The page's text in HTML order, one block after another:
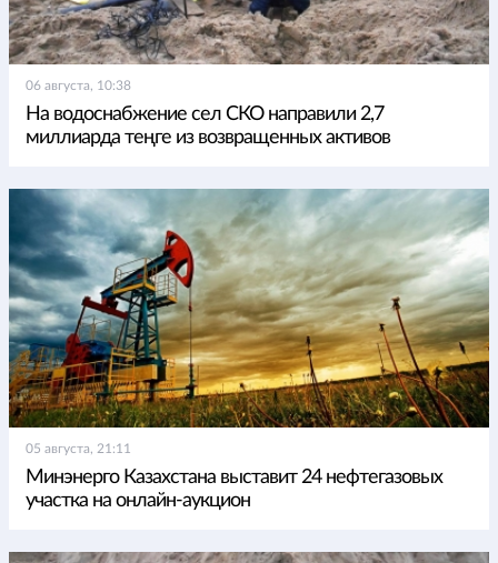
06 августа, 10:38
На водоснабжение сел СКО направили 2,7
миллиарда теңге из возвращенных активов
05 августа, 21:11
Минэнерго Казахстана выставит 24 нефтегазовых
участка на онлайн-аукцион